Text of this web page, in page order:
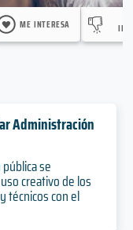
ME INTERESA
Administración
se
creativo de los
técnicos con el